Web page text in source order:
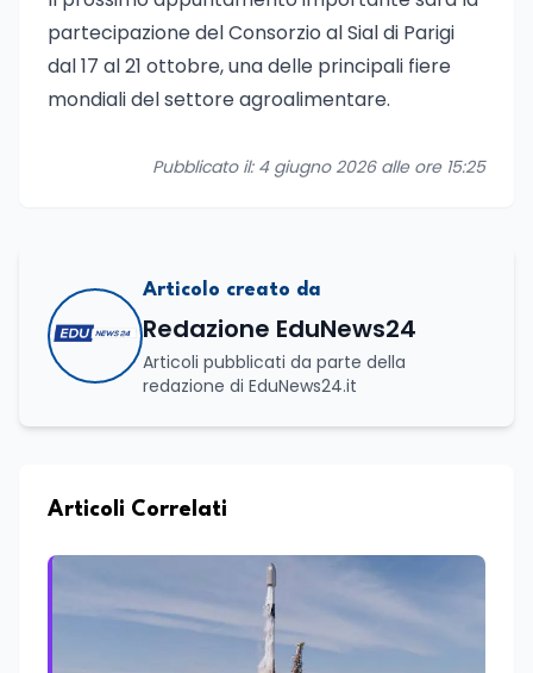
partecipazione del Consorzio al Sial di Parigi
dal 17 al 21 ottobre, una delle principali fiere
mondiali del settore agroalimentare.
Pubblicato il: 4 giugno 2026 alle ore 15:25
Articolo creato da
Redazione EduNews24
Articoli pubblicati da parte della
redazione di EduNews24.it
Articoli Correlati